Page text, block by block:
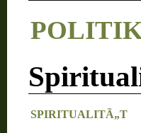
SPIRITUALITÃ„T